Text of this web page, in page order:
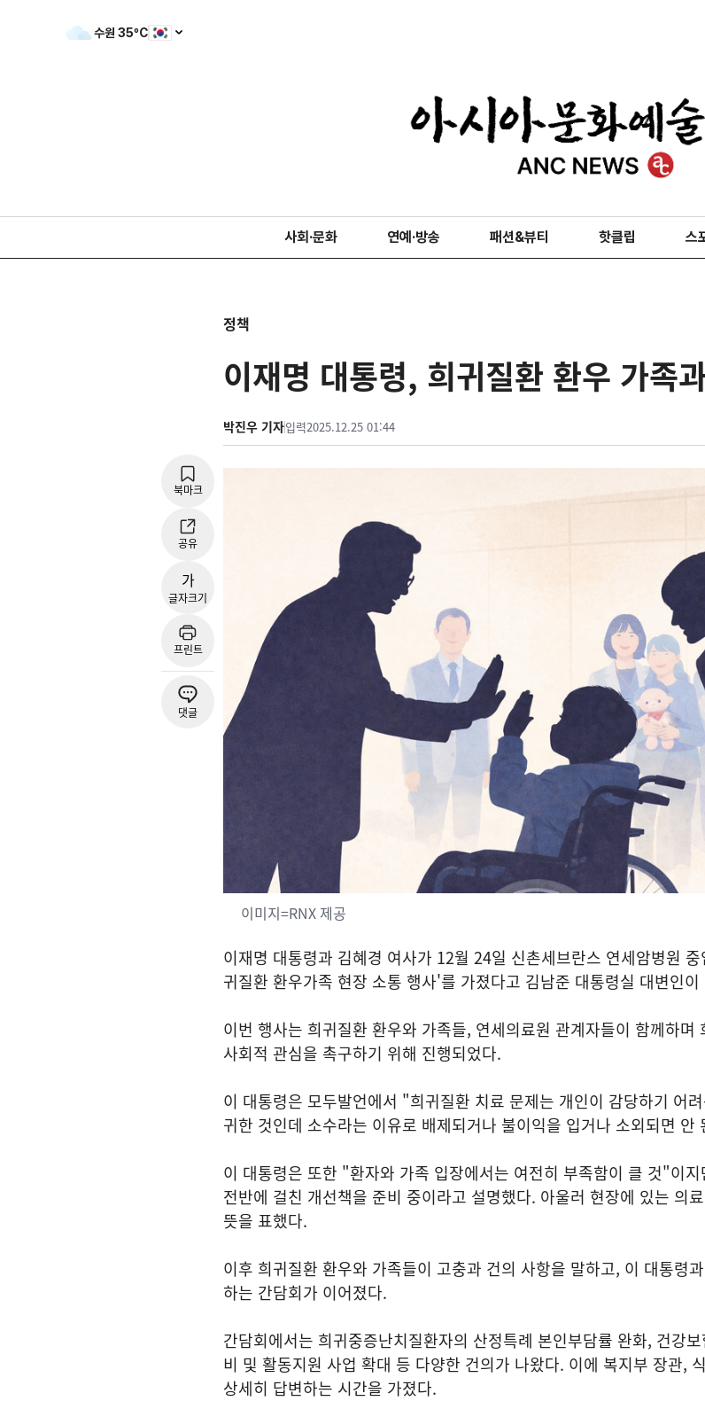
수원 35ºC
사회·문화 연예·방송 패션&뷰티 핫클립 스
정책
이재명 대통령, 희귀질환 환우 가족
박진우 기자입력2025.12.25 01:44
북마크
공유
가
글자크기
프린트
댓글
이미지=RNX 제공
이재명 대통령과 김혜경 여사가 12월 24일 신촌세브란스 연세암병원
귀질환 환우가족 현장 소통 행사'를 가졌다고 김남준 대통령실 대변인이
이번 행사는 희귀질환 환우와 가족들, 연세의료원 관계자들이 함께하며
사회적 관심을 촉구하기 위해 진행되었다.
이 대통령은 모두발언에서 "희귀질환 치료 문제는 개인이 감당하기 어
귀한 것인데 소수라는 이유로 배제되거나 불이익을 입거나 소외되면 안
이 대통령은 또한 "환자와 가족 입장에서는 여전히 부족함이 클 것"이
전반에 걸친 개선책을 준비 중이라고 설명했다. 아울러 현장에 있는 의
뜻을 표했다.
이후 희귀질환 환우와 가족들이 고충과 건의 사항을 말하고, 이 대통령
하는 간담회가 이어졌다.
간담회에서는 희귀중증난치질환자의 산정특례 본인부담률 완화, 건강
비 및 활동지원 사업 확대 등 다양한 건의가 나왔다. 이에 복지부 장관,
상세히 답변하는 시간을 가졌다.